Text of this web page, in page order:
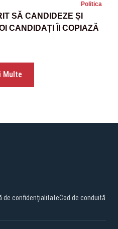
Politica
SĂ CANDIDEZE ȘI
CANDIDAȚI ÎI COPIAZĂ
Multe
de confidențialitateCod de conduită